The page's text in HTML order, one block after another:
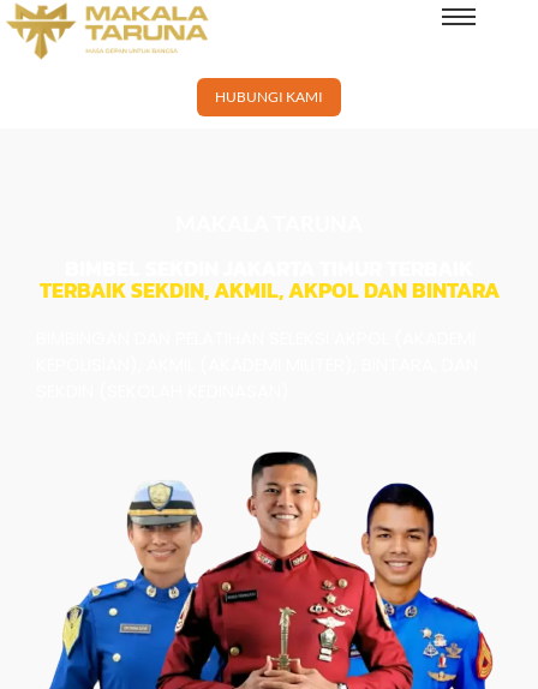
HUBUNGI KAMI
TERBAIK SEKDIN, AKMIL, AKPOL DAN BINTARA